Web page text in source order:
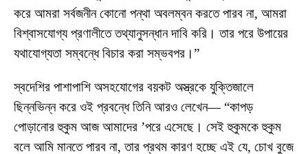
করে আমরা সর্বজনীন কোনো পন্থা অবলম্বন করতে পারব না, আমরা
বিশ্বাসযোগ্য প্রণালীতে তথ্যানুসন্ধান দাবি করি। তার পরে উপায়ের
যথাযোগ্যতা সম্বন্ধে বিচার করা সম্ভবপর।”
স্বদেশির পাশাপাশি অসহযোগের বয়কট অস্ত্রকে যুক্তিজালে
ছিন্নভিন্ন করে ওই প্রবন্ধে তিনি আরও লেখেন— “কাপড়
পোড়ানোর হুকুম আজ আমাদের ’পরে এসেছে। সেই হুকুমকে হুকুম
বলে আমি মানতে পারব না, তার প্রথম কারণ হচ্ছে এই যে, চোখ বুজে